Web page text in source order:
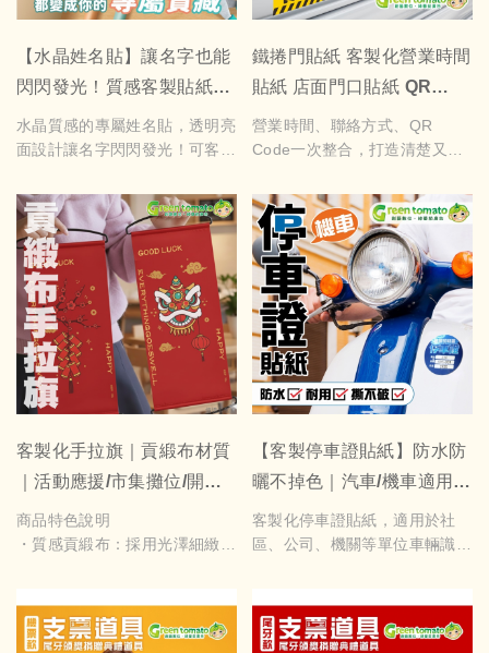
【水晶姓名貼】讓名字也能
閃閃發光！質感客製貼紙登
場！
水晶質感的專屬姓名貼，透明亮
面設計讓名字閃閃發光！可客製
位、辦公識別、學生用品或禮物
包裝使用。晶瑩剔透又有個性，
貼在哪裡都顯眼有質感。
價格方案
單份（1張）：240元／份（每
筆訂單最少 2 份）
3 份以上同人名優惠：180 元／
份
6 份以上同人名優惠：130 元／
份
註：顏色由設計師綜合搭配，每
份字型需一致。
鐵捲門貼紙 客製化營業時間
貼紙 店面門口貼紙 QR
Code貼紙 營業資訊貼紙 店
面裝飾 Logo貼紙 可訂製
營業時間、聯絡方式、QR
Code一次整合，打造清楚又專
寸與內容，讓顧客一眼掌握重
點。
鐵捲門【縮小版】尺吋
尺吋【高4.5cm*寬60cm】編號
1~42號 每條100元，如需修改
內容每條200元起
尺吋【高4.5cm*寬60cm】套裝
A~H款 每款600元，如需修改內
容每款900元起
尺吋【高6.5cm*寬90cm】編號
1~42號 每條150元，如需修改
內容每條250元起
尺吋【高6.5cm*寬90cm】套裝
A~H款 每款900元，如需修改內
客製化手拉旗｜貢緞布材質
｜活動應援/市集攤位/開幕
宣傳都超適合！
商品特色說明
・質感貢緞布：採用光澤細緻的
化，想多長就多長！
・單面彩印輸出：色彩鮮明、不
【客製停車證貼紙】防水防
曬不掉色｜汽車/機車適用｜
公司/社區專用識別貼｜可印
名字可套印-PVC貼紙
客製化停車證貼紙，適用於社
區、公司、機關等單位車輛識別
能製作。可貼於機車上方或汽車
擋風玻璃內側，清楚好辨識，管